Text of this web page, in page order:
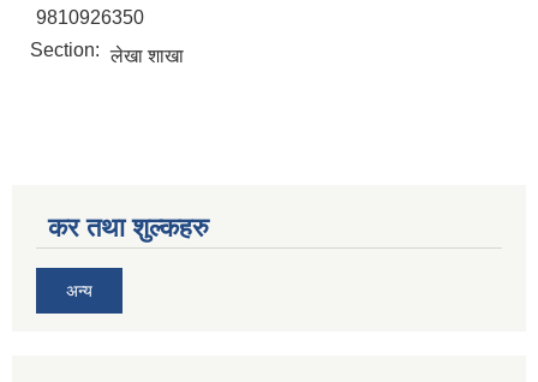
9810926350
Section: लेखा शाखा
कर तथा शुल्कहरु
अन्य